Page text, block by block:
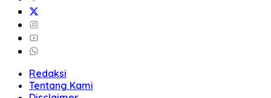
Redaksi
Tentang Kami